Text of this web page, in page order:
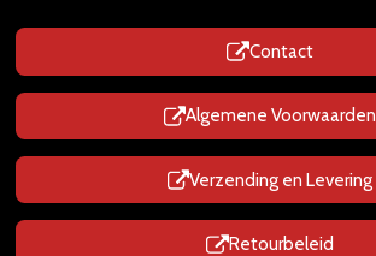
s
A
p
p
Contact
Algemene Voorwaarden
Verzending en Levering
Retourbeleid